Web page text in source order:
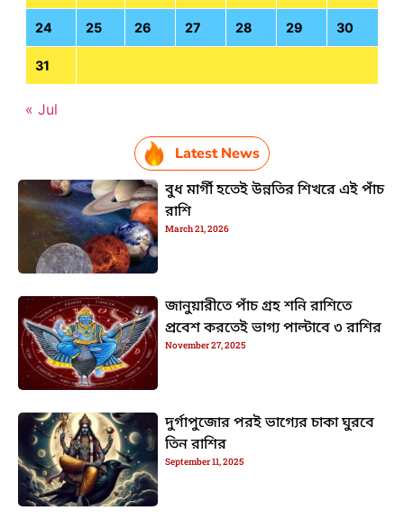
24 25 26 27 28 29 30
31
« Jul
Latest News
বুধ মার্গী হতেই উন্নতির শিখরে এই পাঁচ
রাশি
March 21, 2026
জানুয়ারীতে পাঁচ গ্রহ শনি রাশিতে
প্রবেশ করতেই ভাগ্য পাল্টাবে ৩ রাশির
November 27, 2025
দুর্গাপুজোর পরই ভাগ্যের চাকা ঘুরবে
তিন রাশির
September 11, 2025